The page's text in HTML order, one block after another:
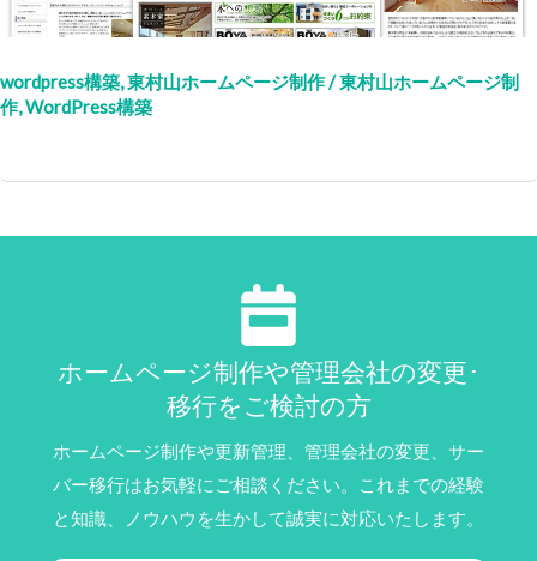
wordpress構築,東村山ホームページ制作/東村山ホームページ制
作,WordPress構築
ホームページ制作や管理会社の変更･
移行をご検討の方
ホームページ制作や更新管理、管理会社の変更、サー
バー移行はお気軽にご相談ください。これまでの経験
と知識、ノウハウを生かして誠実に対応いたします。